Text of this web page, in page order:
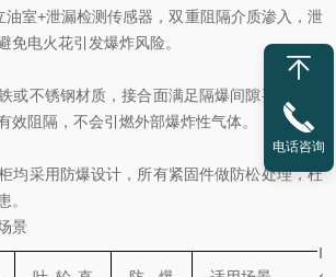
油室+泄漏检测传感器‌，双重阻隔介质渗入，泄
免电火花引发爆炸风险。
或不锈钢材质，接合面满足隔爆间隙要求，即
效阻隔，不会引燃外部爆炸性气体。
均采用防爆设计，所有紧固件做防松处理，杜
。
景
Ⅱ
电话咨询